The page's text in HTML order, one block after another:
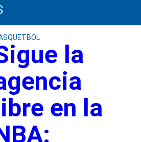
la
en la